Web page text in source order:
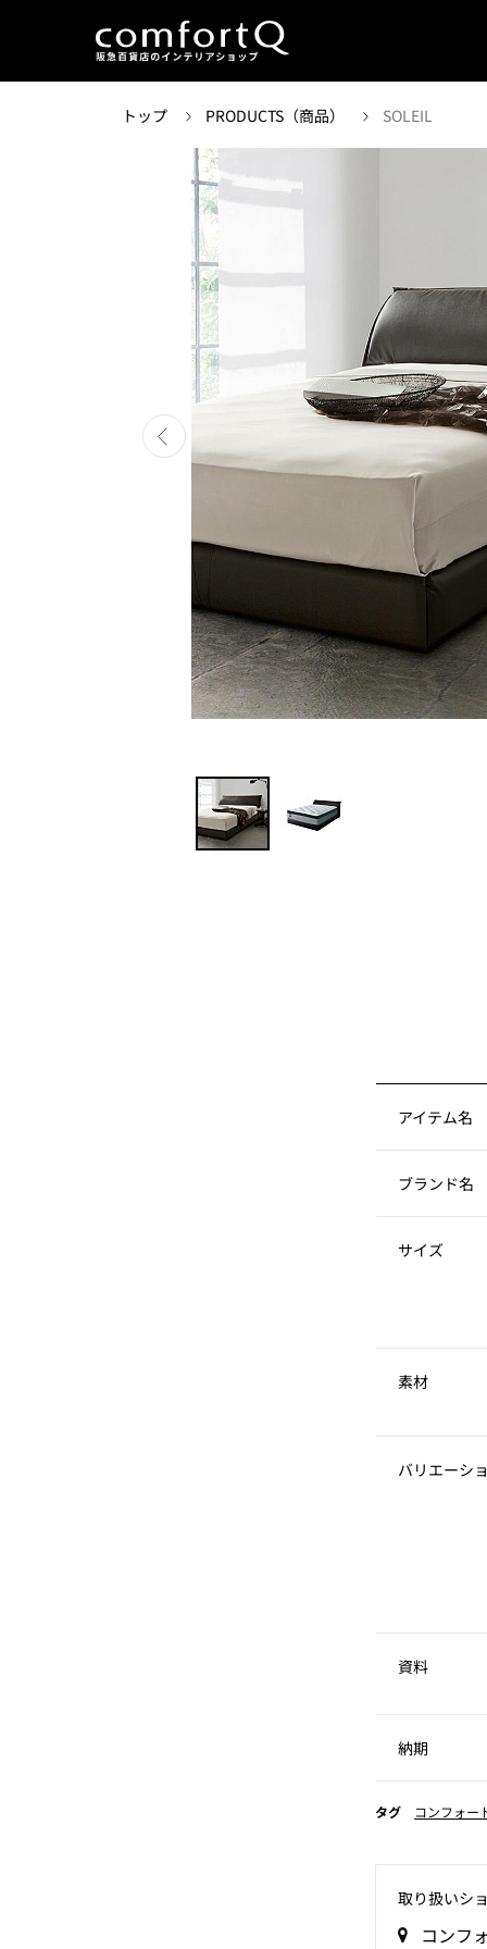
トップ PRODUCTS（商品） SOLEIL
アイテム名
ブランド名
サイズ
素材
バリエーシ
資料
納期
タグ コンフォー
取り扱いシ
コンフ